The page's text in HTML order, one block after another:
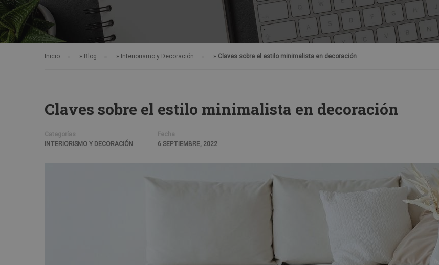
Inicio » Blog » Interiorismo y Decoración » Claves sobre el estilo minimalista en decoración
Claves sobre el estilo minimalista en decoración
Categorías
INTERIORISMO Y DECORACIÓN
Fecha
6 SEPTIEMBRE, 2022